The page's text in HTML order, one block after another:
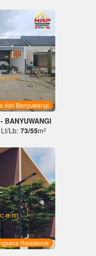
Asri Banyuwangi
Lb: 73/55m2
Residence